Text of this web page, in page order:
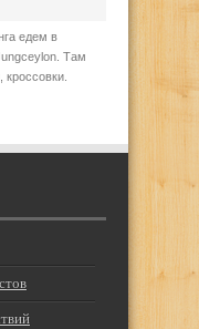
едем в
Там